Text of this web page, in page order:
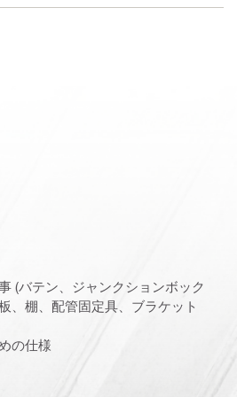
(バテン、ジャンクションボック
、棚、配管固定具、ブラケット
の仕様